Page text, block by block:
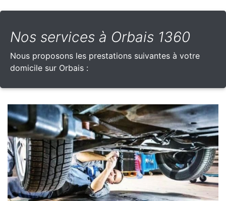
Nos services à Orbais 1360
Nous proposons les prestations suivantes à votre
domicile sur Orbais :